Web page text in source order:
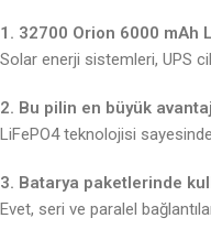
1. 32700 Orion 6000 mAh
Solar enerji sistemleri, UPS
2. Bu pilin en büyük
LiFePO4 teknolojisi
3. Batarya paketlerinde
Evet, seri ve paralel